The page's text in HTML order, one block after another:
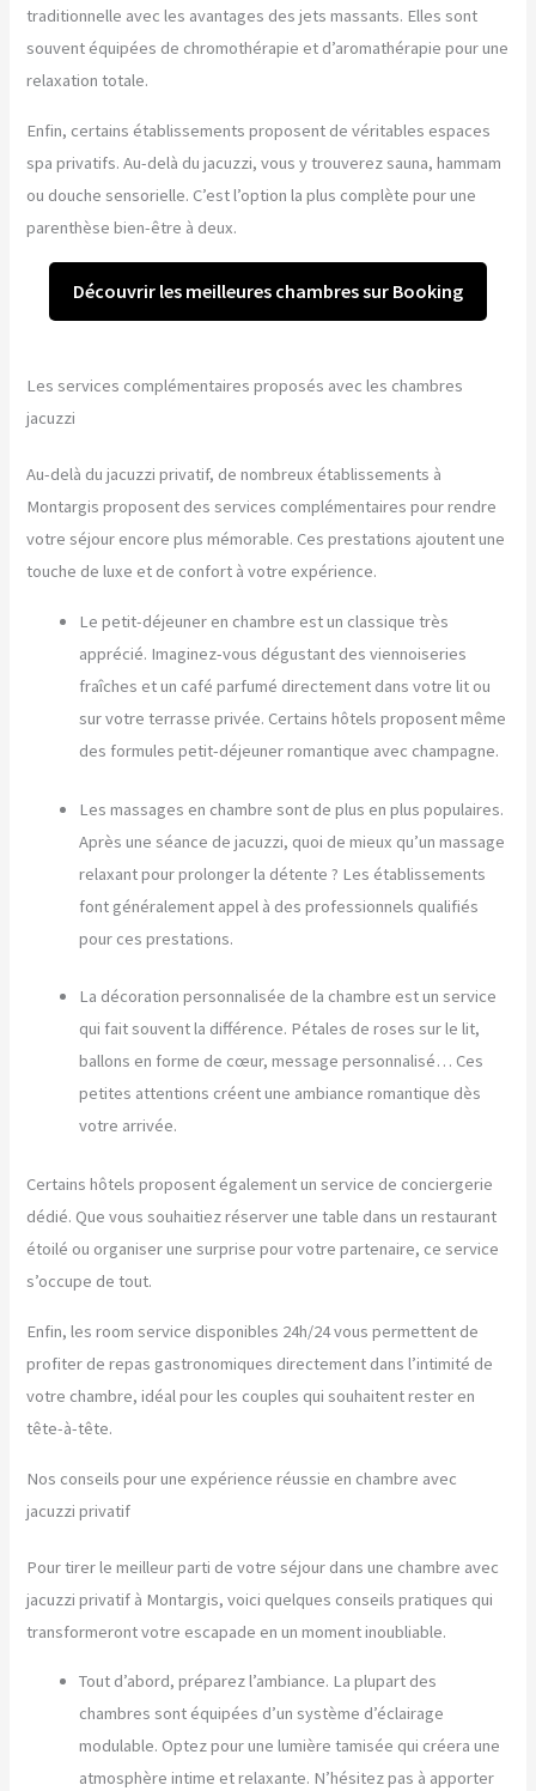
traditionnelle avec les avantages des jets massants. Elles sont
souvent équipées de chromothérapie et d’aromathérapie pour une
relaxation totale.
Enfin, certains établissements proposent de véritables espaces
spa privatifs. Au-delà du jacuzzi, vous y trouverez sauna, hammam
ou douche sensorielle. C’est l’option la plus complète pour une
parenthèse bien-être à deux.
Découvrir les meilleures chambres sur Booking
Les services complémentaires proposés avec les chambres
jacuzzi
Au-delà du jacuzzi privatif, de nombreux établissements à
Montargis proposent des services complémentaires pour rendre
votre séjour encore plus mémorable. Ces prestations ajoutent une
touche de luxe et de confort à votre expérience.
Le petit-déjeuner en chambre est un classique très
apprécié. Imaginez-vous dégustant des viennoiseries
fraîches et un café parfumé directement dans votre lit ou
sur votre terrasse privée. Certains hôtels proposent même
des formules petit-déjeuner romantique avec champagne.
Les massages en chambre sont de plus en plus populaires.
Après une séance de jacuzzi, quoi de mieux qu’un massage
relaxant pour prolonger la détente ? Les établissements
font généralement appel à des professionnels qualifiés
pour ces prestations.
La décoration personnalisée de la chambre est un service
qui fait souvent la différence. Pétales de roses sur le lit,
ballons en forme de cœur, message personnalisé… Ces
petites attentions créent une ambiance romantique dès
votre arrivée.
Certains hôtels proposent également un service de conciergerie
dédié. Que vous souhaitiez réserver une table dans un restaurant
étoilé ou organiser une surprise pour votre partenaire, ce service
s’occupe de tout.
Enfin, les room service disponibles 24h/24 vous permettent de
profiter de repas gastronomiques directement dans l’intimité de
votre chambre, idéal pour les couples qui souhaitent rester en
tête-à-tête.
Nos conseils pour une expérience réussie en chambre avec
jacuzzi privatif
Pour tirer le meilleur parti de votre séjour dans une chambre avec
jacuzzi privatif à Montargis, voici quelques conseils pratiques qui
transformeront votre escapade en un moment inoubliable.
Tout d’abord, préparez l’ambiance. La plupart des
chambres sont équipées d’un système d’éclairage
modulable. Optez pour une lumière tamisée qui créera une
atmosphère intime et relaxante. N’hésitez pas à apporter